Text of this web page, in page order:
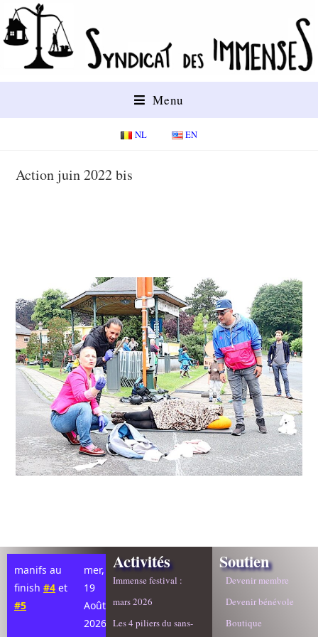
Menu
NL EN
Action juin 2022 bis
manifs au
finish #4 et
#5
mer,
19
Août
2026
Activités
Immense festival :
mars 2026
Les 4 piliers du sans-
Soutien
Devenir membre
Devenir bénévole
Boutique